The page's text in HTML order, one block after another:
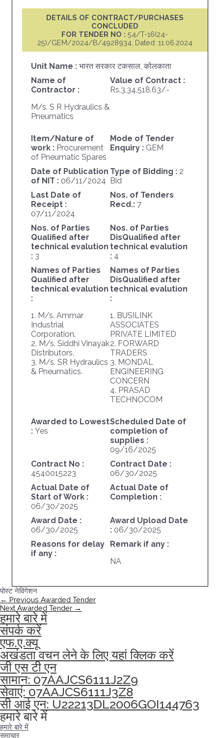
DETAILS OF CONTRACT/PURCHASES
CONCLUDED
FOR TENDER NO :54/T-16(24-
25)/GEM/2024/B/4928934, Dated: 11.06.2024
Unit Name : भारत सरकार टकसाल, कोलकाता
Name of
Contractor :
M/s. S R Hydraulics &
Pneumatics
Value of Contract :
Rs.3,34,518.63/-
Item/Nature of
work : Procurement
of Pneumatic Spares
Mode of Tender
Enquiry : GEM
Date of Publication
of NIT : 06/11/2024
Type of Bidding : 2
Bid
Last Date of
Receipt :
07/11/2024
Nos. of Tenders
Recd.: 7
Nos. of Parties
Qualified after
technical evalution
: 3
Nos. of Parties
DisQualified after
technical evalution
: 4
Names of Parties
Qualified after
technical evalution
:
1. M/s. Ammar
Industrial
Corporation.
2. M/s. Siddhi Vinayak
Distributors.
3. M/s. SR Hydraulics
& Pneumatics.
Names of Parties
DisQualified after
technical evalution
:
1. BUSILINK
ASSOCIATES
PRIVATE LIMITED
2. FORWARD
TRADERS
3. MONDAL
ENGINEERING
CONCERN
4. PRASAD
TECHNOCOM
Awarded to Lowest
: Yes
Scheduled Date of
completion of
supplies :
09/16/2025
Contract No :
4540015223
Contract Date :
06/30/2025
Actual Date of
Start of Work :
06/30/2025
Actual Date of
Completion :
Award Date :
06/30/2025
Award Upload Date
: 06/30/2025
Reasons for delay
if any :
Remark if any :
NA
पोस्ट नेविगेशन
← Previous Awarded Tender
Next Awarded Tender →
हमारे बारे में
संपर्क करें
एफ.ए.क्यू
अखंडता वचन लेने के लिए यहां क्लिक करें
जी एस टी एन
सामान: 07AAJCS6111J2Z9
सेवाएं: 07AAJCS6111J3Z8
सी आई एन: U22213DL2006GOI144763
हमारे बारे में
हमारे बारे में
समाचार